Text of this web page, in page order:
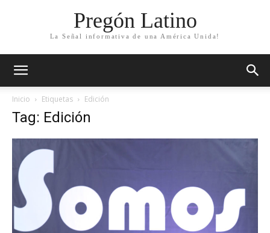
Pregón Latino
La Señal informativa de una América Unida!
Inicio Etiquetas Edición
Tag: Edición